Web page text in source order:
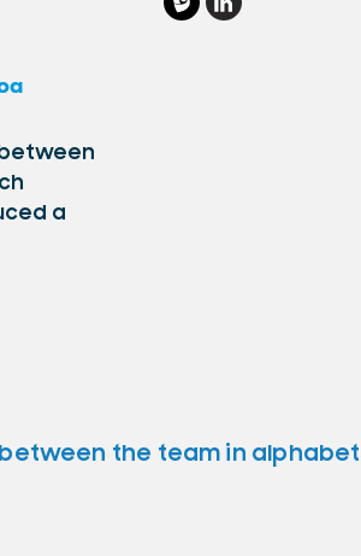
a
the team in